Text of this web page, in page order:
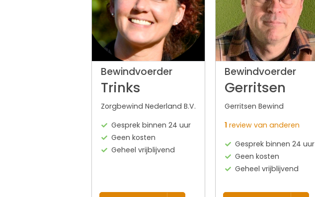
Bewindvoerder
Trinks
Zorgbewind Nederland B.V.
Gesprek binnen 24 uur
Geen kosten
Geheel vrijblijvend
Bewindvoerder
Gerritsen
Gerritsen Bewind
1 review van anderen
Gesprek binnen 24 uur
Geen kosten
Geheel vrijblijvend